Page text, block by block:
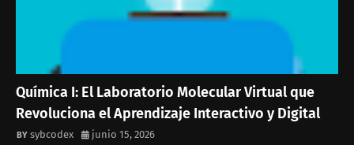
Química I: El Laboratorio Molecular Virtual que
Revoluciona el Aprendizaje Interactivo y Digital
sybcodex junio 15, 2026